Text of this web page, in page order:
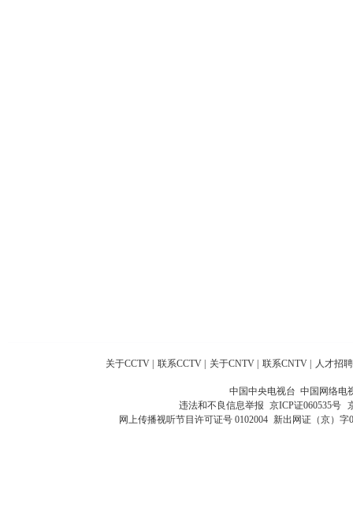
关于CCTV 联系CCTV 关于CNTV 联系CNTV 人才招聘
中国中央电视台 中国网络电
违法和不良信息举报 京ICP证060535号
网上传播视听节目许可证号 0102004 新出网证（京）